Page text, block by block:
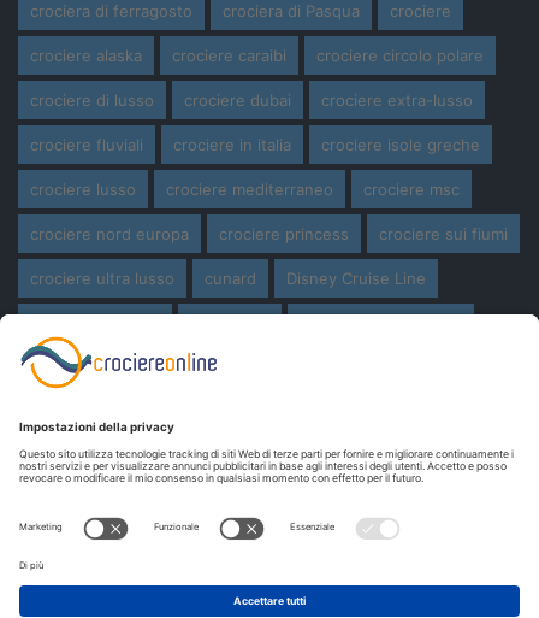
crociera di ferragosto crociera di Pasqua crociere
crociere alaska crociere caraibi crociere circolo polare
crociere di lusso crociere dubai crociere extra-lusso
crociere fluviali crociere in italia crociere isole greche
crociere lusso crociere mediterraneo crociere msc
crociere nord europa crociere princess crociere sui fiumi
crociere ultra lusso cunard Disney Cruise Line
giro del mondo miami
oceania cruises Pasqua Pasqua in crociera
Silversea viaggio di nozze